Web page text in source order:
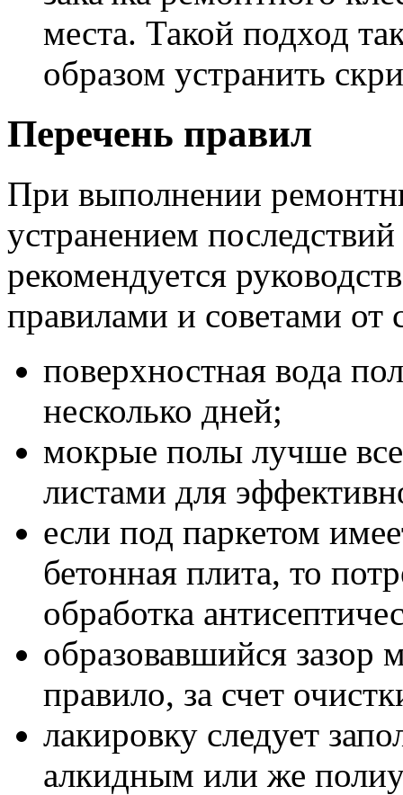
места. Такой подход
образом устранить
Перечень правил
При выполнении
устранением
рекомендуется
правилами и советами от
поверхностная вода
несколько дней;
мокрые полы лучше
листами для
если под паркетом
бетонная плита, то
обработка
образовавшийся зазор
правило, за счет
лакировку следует
алкидным или же